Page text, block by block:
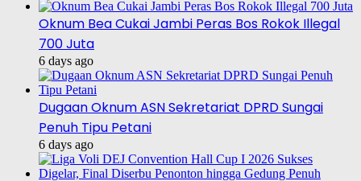
Oknum Bea Cukai Jambi Peras Bos Rokok Illegal
700 Juta
6 days ago
Dugaan Oknum ASN Sekretariat DPRD Sungai
Penuh Tipu Petani
6 days ago